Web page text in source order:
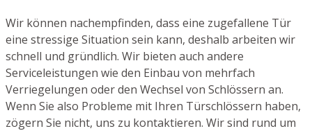
Wir können nachempfinden, dass eine zugefallene Tür
eine stressige Situation sein kann, deshalb arbeiten wir
schnell und gründlich. Wir bieten auch andere
Serviceleistungen wie den Einbau von mehrfach
Verriegelungen oder den Wechsel von Schlössern an.
Wenn Sie also Probleme mit Ihren Türschlössern haben,
zögern Sie nicht, uns zu kontaktieren. Wir sind rund um